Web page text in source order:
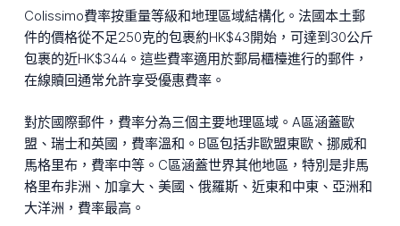
Colissimo費率按重量等級和地理區域結構化。法國本土郵
件的價格從不足250克的包裹約HK$43開始，可達到30公斤
包裹的近HK$344。這些費率適用於郵局櫃檯進行的郵件，
在線贖回通常允許享受優惠費率。
對於國際郵件，費率分為三個主要地理區域。A區涵蓋歐
盟、瑞士和英國，費率溫和。B區包括非歐盟東歐、挪威和
馬格里布，費率中等。C區涵蓋世界其他地區，特別是非馬
格里布非洲、加拿大、美國、俄羅斯、近東和中東、亞洲和
大洋洲，費率最高。